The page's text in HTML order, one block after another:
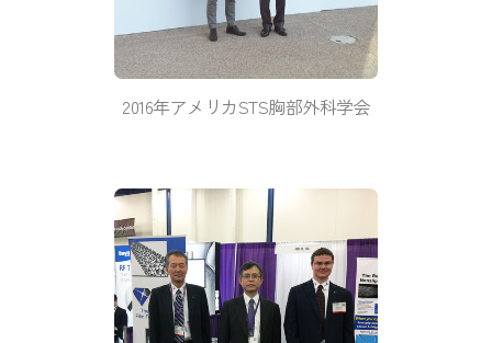
2016年アメリカSTS胸部外科学会